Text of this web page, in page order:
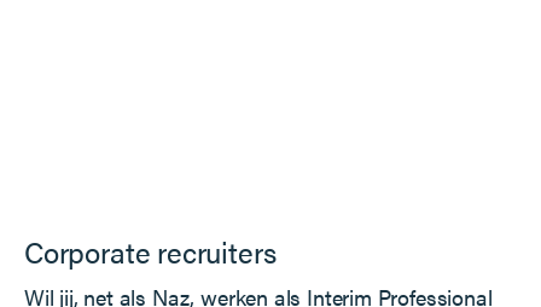
Corporate recruiters
Wil jij, net als Naz, werken als Interim Professional